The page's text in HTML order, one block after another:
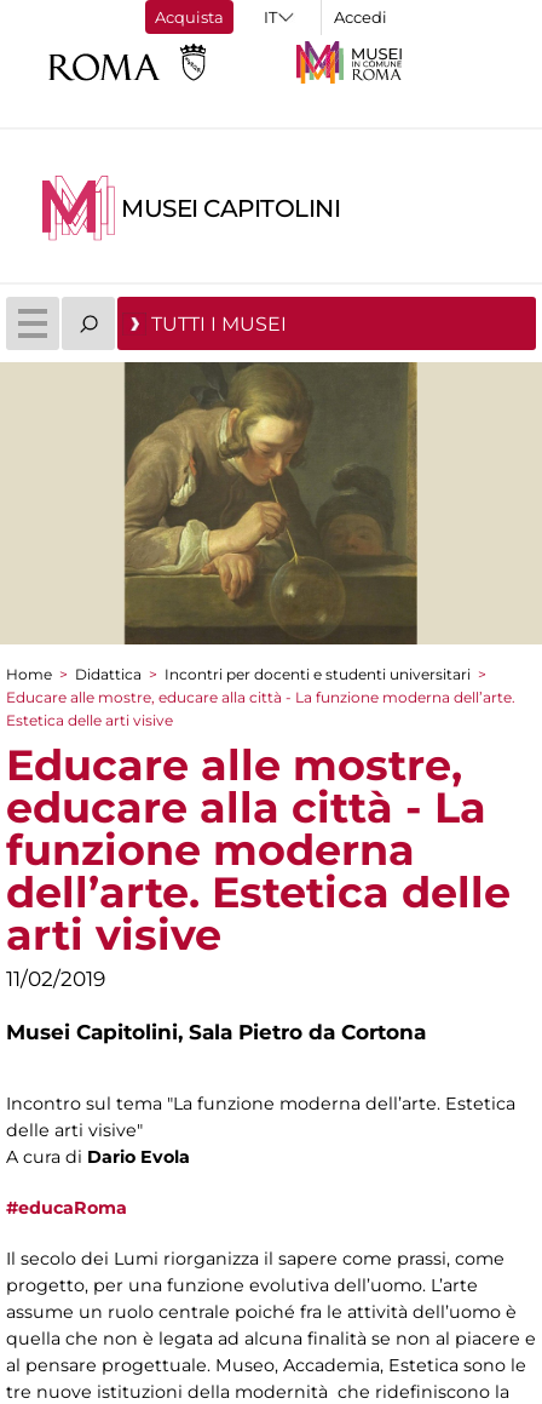
Acquista Accedi
MUSEI CAPITOLINI
TUTTI I MUSEI
Tu sei qui
Home > Didattica > Incontri per docenti e studenti universitari >
Educare alle mostre, educare alla città - La funzione moderna dell’arte.
Estetica delle arti visive
Educare alle mostre,
educare alla città - La
funzione moderna
dell’arte. Estetica delle
arti visive
11/02/2019
Musei Capitolini, Sala Pietro da Cortona
Incontro sul tema "La funzione moderna dell’arte. Estetica
delle arti visive"
A cura di Dario Evola
#educaRoma
Il secolo dei Lumi riorganizza il sapere come prassi, come
progetto, per una funzione evolutiva dell’uomo. L’arte
assume un ruolo centrale poiché fra le attività dell’uomo è
quella che non è legata ad alcuna finalità se non al piacere e
al pensare progettuale. Museo, Accademia, Estetica sono le
tre nuove istituzioni della modernità che ridefiniscono la